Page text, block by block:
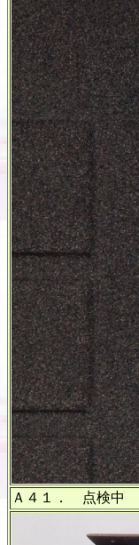
Ａ４１． 点検中